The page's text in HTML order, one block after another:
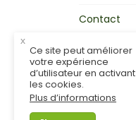
Contact
Mon activité
x
Ce site peut améliorer
votre expérience
d’utilisateur en activant
les cookies.
Plus d’informations